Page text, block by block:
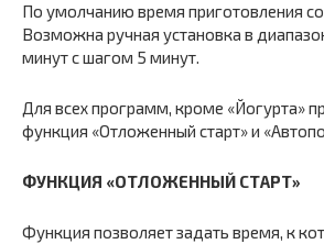
По умолчанию время приготовления
Возможна ручная установка в
минут с шагом 5 минут.
Для всех программ, кроме «Йогурта»
функция «Отложенный старт» и
ФУНКЦИЯ «ОТЛОЖЕННЫЙ СТАРТ»
Функция позволяет задать время, к